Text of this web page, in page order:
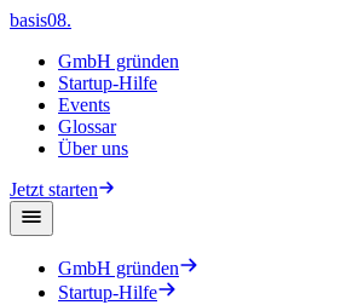
basis08.
GmbH gründen
Startup-Hilfe
Events
Glossar
Über uns
Jetzt starten
GmbH gründen
Startup-Hilfe